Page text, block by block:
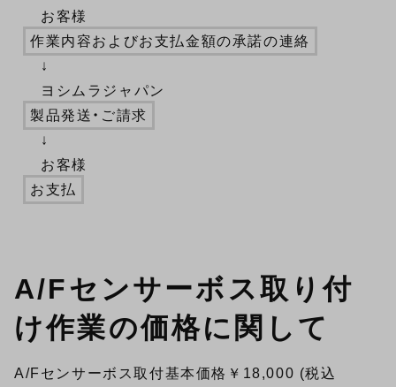
お客様
作業内容およびお支払金額の承諾の連絡
↓
ヨシムラジャパン
製品発送・ご請求
↓
お客様
お支払
A/Fセンサーボス取り付
け作業の価格に関して
A/Fセンサーボス取付基本価格￥18,000 (税込